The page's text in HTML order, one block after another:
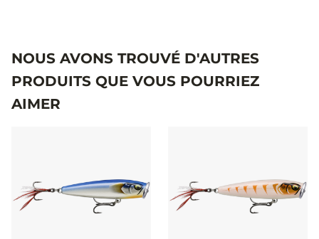
NOUS AVONS TROUVÉ D'AUTRES
PRODUITS QUE VOUS POURRIEZ
AIMER